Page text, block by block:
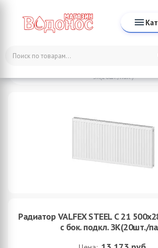
Каталог
Радиатор VALFEX STEEL C 21 500х2800 ст.
ЗК(20шт./пал.)
Радиатор VALFEX STEEL C 21
с бок. подкл. ЗК(20шт./